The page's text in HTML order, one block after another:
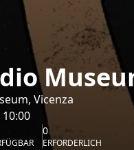
Vicenza
10:00
0
ERFORDERLICH